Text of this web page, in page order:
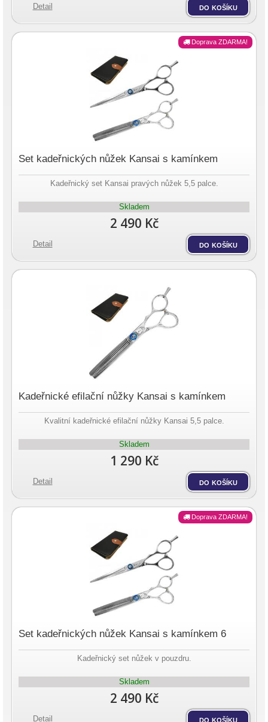
Detail do košíku
Set kadeřnických nůžek Kansai s kamínkem
Kadeřnický set Kansai pravých nůžek 5,5 palce.
Skladem
2 490 Kč
Doprava ZDARMA!
Detail do košíku
Kadeřnické efilační nůžky Kansai s kamínkem
Kvalitní kadeřnické efilační nůžky Kansai 5,5 palce.
Skladem
1 290 Kč
Detail do košíku
Set kadeřnických nůžek Kansai s kamínkem 6
Kadeřnický set nůžek v pouzdru.
Skladem
2 490 Kč
Doprava ZDARMA!
Detail do košíku